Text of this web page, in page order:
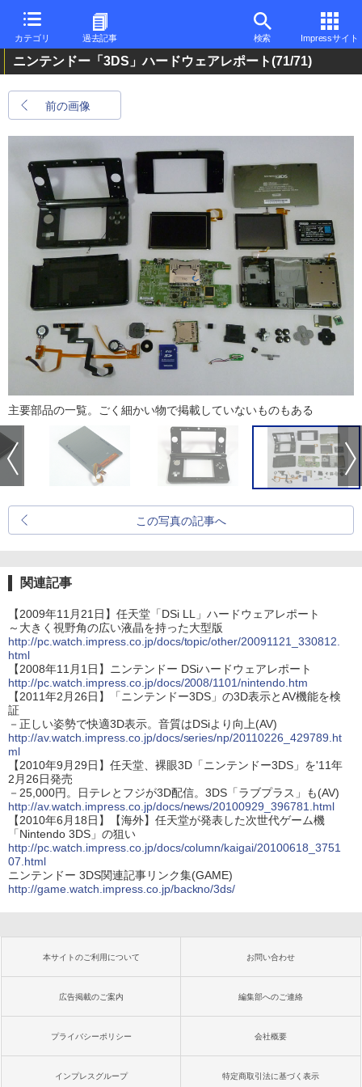
カテゴリ 過去記事 検索 Impressサイト
ニンテンドー「3DS」ハードウェアレポート(71/71)
前の画像
主要部品の一覧。ごく細かい物で掲載していないものもある
この写真の記事へ
関連記事
【2009年11月21日】任天堂「DSi LL」ハードウェアレポート
～大きく視野角の広い液晶を持った大型版
http://pc.watch.impress.co.jp/docs/topic/other/20091121_330812.
html
【2008年11月1日】ニンテンドー DSiハードウェアレポート
http://pc.watch.impress.co.jp/docs/2008/1101/nintendo.htm
【2011年2月26日】「ニンテンドー3DS」の3D表示とAV機能を検
証
－正しい姿勢で快適3D表示。音質はDSiより向上(AV)
http://av.watch.impress.co.jp/docs/series/np/20110226_429789.ht
ml
【2010年9月29日】任天堂、裸眼3D「ニンテンドー3DS」を'11年
2月26日発売
－25,000円。日テレとフジが3D配信。3DS「ラブプラス」も(AV)
http://av.watch.impress.co.jp/docs/news/20100929_396781.html
【2010年6月18日】【海外】任天堂が発表した次世代ゲーム機
「Nintendo 3DS」の狙い
http://pc.watch.impress.co.jp/docs/column/kaigai/20100618_3751
07.html
ニンテンドー 3DS関連記事リンク集(GAME)
http://game.watch.impress.co.jp/backno/3ds/
本サイトのご利用について お問い合わせ
広告掲載のご案内 編集部へのご連絡
プライバシーポリシー 会社概要
インプレスグループ 特定商取引法に基づく表示